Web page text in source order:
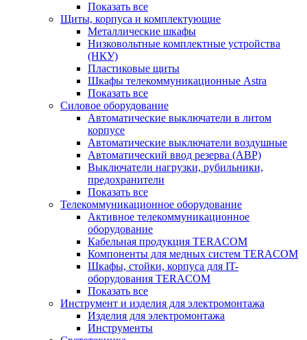
Показать все
Щиты, корпуса и комплектующие
Металлические шкафы
Низковольтные комплектные устройства
(НКУ)
Пластиковые щиты
Шкафы телекоммуникационные Astra
Показать все
Силовое оборудование
Автоматические выключатели в литом
корпусе
Автоматические выключатели воздушные
Автоматический ввод резерва (АВР)
Выключатели нагрузки, рубильники,
предохранители
Показать все
Телекоммуникационное оборудование
Активное телекоммуникационное
оборудование
Кабельная продукция TERACOM
Компоненты для медных систем TERACOM
Шкафы, стойки, корпуса для IT-
оборудования TERACOM
Показать все
Инструмент и изделия для электромонтажа
Изделия для электромонтажа
Инструменты